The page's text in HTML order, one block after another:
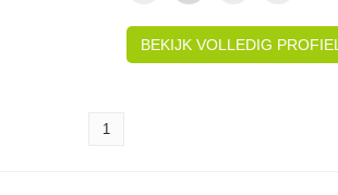
BEKIJK VOLLEDIG PROFIEL
1